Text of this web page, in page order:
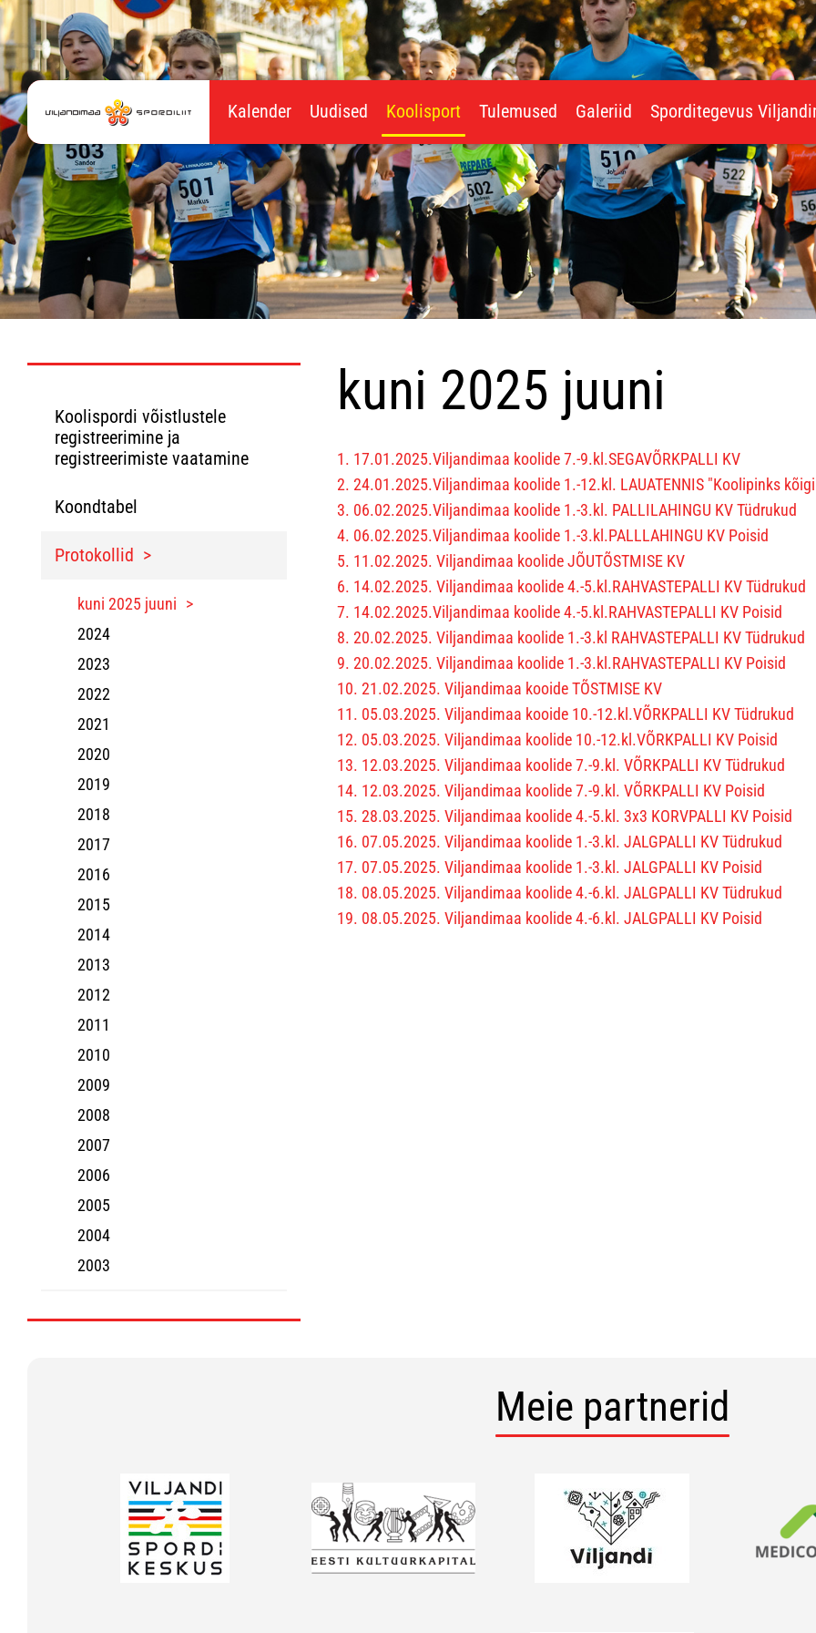
Kalender Uudised Koolisport Tulemused Galeriid Sporditegevus
Koolispordi võistlustele
registreerimine ja
registreerimiste vaatamine
Koondtabel
Protokollid
kuni 2025 juuni
2024
2023
2022
2021
2020
2019
2018
2017
2016
2015
2014
2013
2012
2011
2010
2009
2008
2007
2006
2005
2004
2003
kuni 2025 juuni
1. 17.01.2025.Viljandimaa koolide 7.-9.kl.SEGAVÕRKPALLI KV
2. 24.01.2025.Viljandimaa koolide 1.-12.kl. LAUATENNIS "Koolipinks
3. 06.02.2025.Viljandimaa koolide 1.-3.kl. PALLILAHINGU KV Tüdrukud
4. 06.02.2025.Viljandimaa koolide 1.-3.kl.PALLLAHINGU KV Poisid
5. 11.02.2025. Viljandimaa koolide JÕUTÕSTMISE KV
6. 14.02.2025. Viljandimaa koolide 4.-5.kl.RAHVASTEPALLI KV Tüdrukud
7. 14.02.2025.Viljandimaa koolide 4.-5.kl.RAHVASTEPALLI KV Poisid
8. 20.02.2025. Viljandimaa koolide 1.-3.kl RAHVASTEPALLI KV Tüdrukud
9. 20.02.2025. Viljandimaa koolide 1.-3.kl.RAHVASTEPALLI KV Poisid
10. 21.02.2025. Viljandimaa kooide TÕSTMISE KV
11. 05.03.2025. Viljandimaa kooide 10.-12.kl.VÕRKPALLI KV Tüdrukud
12. 05.03.2025. Viljandimaa koolide 10.-12.kl.VÕRKPALLI KV Poisid
13. 12.03.2025. Viljandimaa koolide 7.-9.kl. VÕRKPALLI KV Tüdrukud
14. 12.03.2025. Viljandimaa koolide 7.-9.kl. VÕRKPALLI KV Poisid
15. 28.03.2025. Viljandimaa koolide 4.-5.kl. 3x3 KORVPALLI KV Poisid
16. 07.05.2025. Viljandimaa koolide 1.-3.kl. JALGPALLI KV Tüdrukud
17. 07.05.2025. Viljandimaa koolide 1.-3.kl. JALGPALLI KV Poisid
18. 08.05.2025. Viljandimaa koolide 4.-6.kl. JALGPALLI KV Tüdrukud
19. 08.05.2025. Viljandimaa koolide 4.-6.kl. JALGPALLI KV Poisid
Meie partnerid